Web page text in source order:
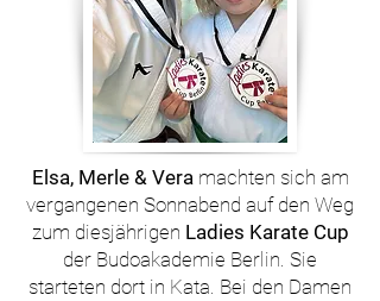
Elsa, Merle & Veramachten sich am
vergangenen Sonnabend auf den Weg
zum diesjährigen Ladies Karate Cup
der Budoakademie Berlin. Sie
starteten dort in Kata. Bei den Damen